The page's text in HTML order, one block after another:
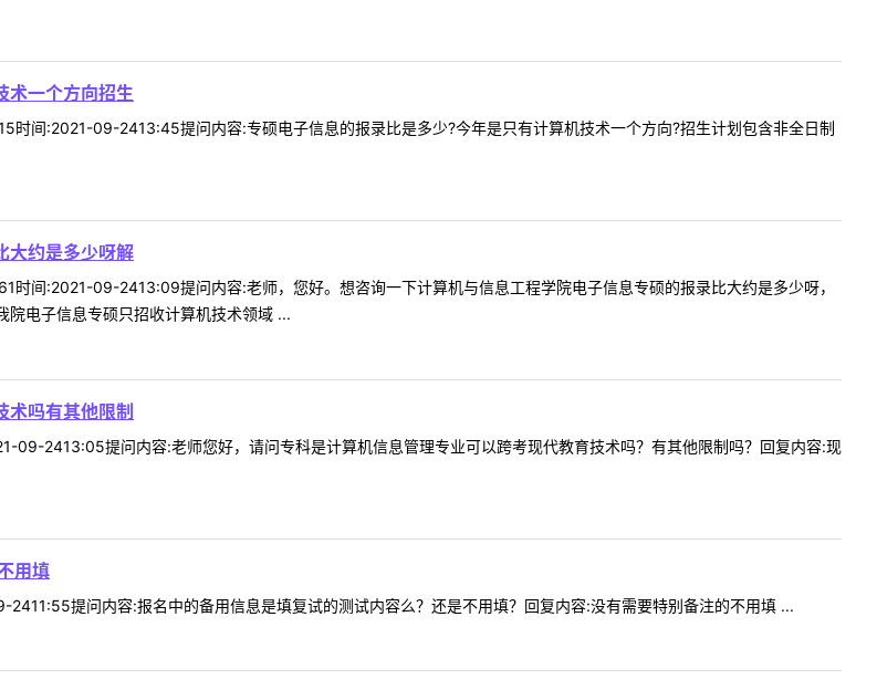
术一个方向招生
时间:2021-09-2413:45提问内容:专硕电子信息的报录比是多少?今年是只有计算机技术一个方向?招生计划包含非全日制
大约是多少呀解
间:2021-09-2413:09提问内容:老师，您好。想咨询一下计算机与信息工程学院电子信息专硕的报录比大约是多少呀，
电子信息专硕只招收计算机技术领域 ...
术吗有其他限制
09-2413:05提问内容:老师您好，请问专科是计算机信息管理专业可以跨考现代教育技术吗？有其他限制吗？回复内容:现
用填
提问内容:报名中的备用信息是填复试的测试内容么？还是不用填？回复内容:没有需要特别备注的不用填 ...